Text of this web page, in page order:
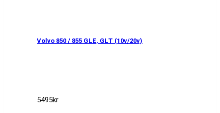
Volvo 850 / 855 GLE, GLT (10v/20v)
5495kr